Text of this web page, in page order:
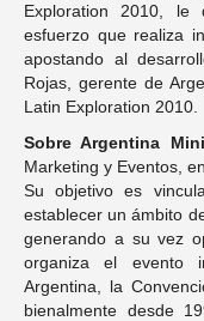
Exploration 2010, le
esfuerzo que realiza
apostando al
Rojas, gerente de
Latin Exploration 2010.
Sobre Argentina
Marketing y Eventos,
Su objetivo es
establecer un ámbito
generando a su vez
organiza el evento
Argentina, la
bienalmente desde